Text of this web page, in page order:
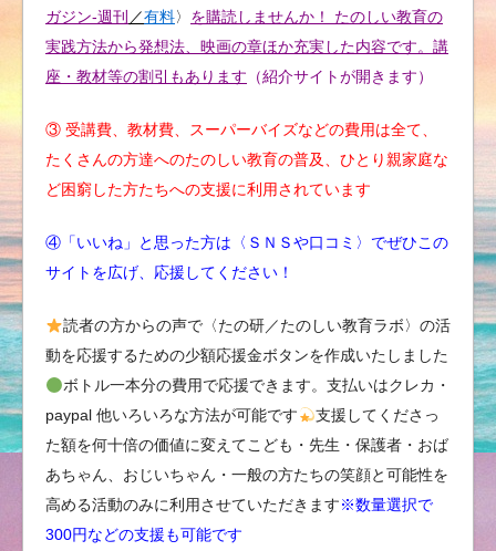
ガジン-週刊 ／有料〉 を購読しませんか！ たのしい教育の
実践方法から発想法、映画の章ほか充実した内容です。講
座・教材等の割引もあります （紹介サイトが開きます）
③ 受講費、教材費、スーパーバイズなどの費用は全て、
たくさんの方達へのたのしい教育の普及、ひとり親家庭な
ど困窮した方たちへの支援に利用されています
④「いいね」と思った方は〈ＳＮＳや口コミ〉でぜひこの
サイトを広げ、応援してください！
読者の方からの声で〈たの研／たのしい教育ラボ〉の活
動を応援するための少額応援金ボタンを作成いたしました
ボトル一本分の費用で応援できます。支払いはクレカ・
paypal 他いろいろな方法が可能です
支援してくださっ
た額を何十倍の価値に変えてこども・先生・保護者・おば
あちゃん、おじいちゃん・一般の方たちの笑顔と可能性を
高める活動のみに利用させていただきます※数量選択で
300円などの支援も可能です